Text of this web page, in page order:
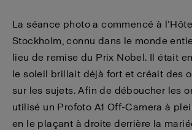
La séance photo a commencé à
Stockholm, connu dans le monde
lieu de remise du Prix Nobel. Il était
le soleil brillait déjà fort et créait des
sur les sujets. Afin de déboucher les
utilisé un Profoto A1 Off-Camera à
en le plaçant à droite derrière la